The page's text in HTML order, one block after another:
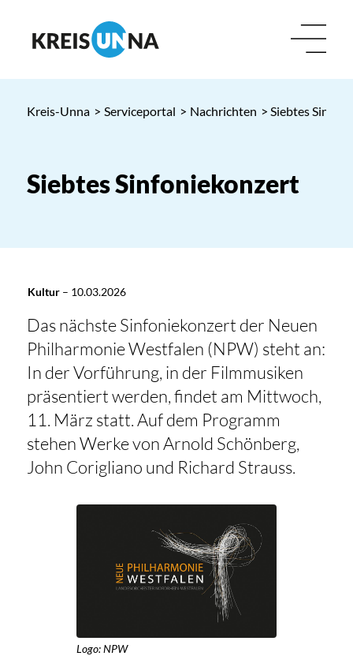
Kreis-Unna > Serviceportal > Nachrichten > Siebtes
Siebtes Sinfoniekonzert
Kultur– 10.03.2026
Das nächste Sinfoniekonzert der Neuen
Philharmonie Westfalen (NPW) steht an:
In der Vorführung, in der Filmmusiken
präsentiert werden, findet am Mittwoch,
11. März statt. Auf dem Programm
stehen Werke von Arnold Schönberg,
John Corigliano und Richard Strauss.
Logo: NPW